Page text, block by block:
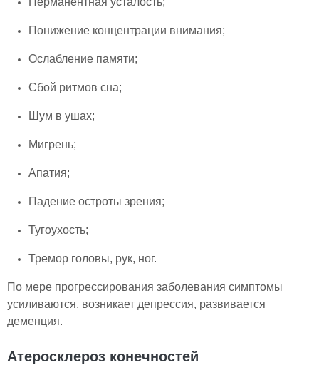
Понижение концентрации внимания;
Ослабление памяти;
Сбой ритмов сна;
Шум в ушах;
Мигрень;
Апатия;
Падение остроты зрения;
Тугоухость;
Тремор головы, рук, ног.
По мере прогрессирования заболевания симптомы
усиливаются, возникает депрессия, развивается
деменция.
Атеросклероз конечностей